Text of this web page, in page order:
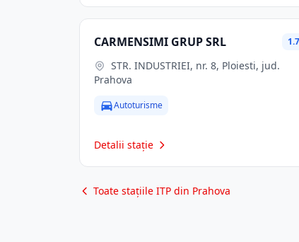
CARMENSIMI GRUP SRL
Prahova
Autoturisme
Detalii stație
Toate stațiile ITP din Prahova